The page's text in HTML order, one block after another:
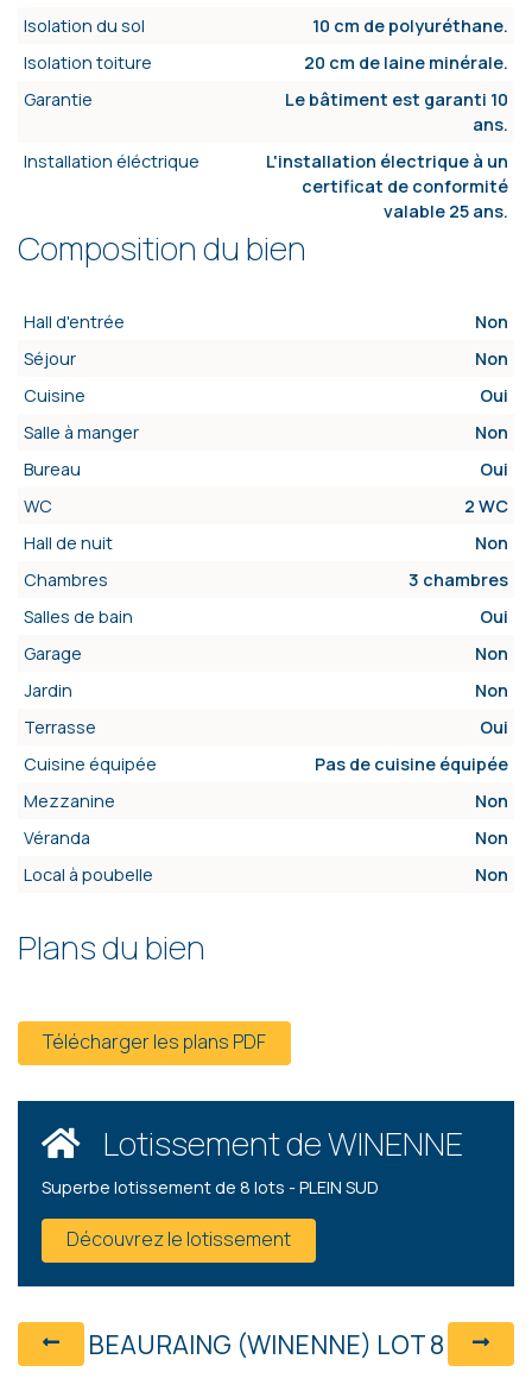
Isolation du sol
10 cm de polyuréthane.
Isolation toiture
20 cm de laine minérale.
Garantie
Le bâtiment est garanti 10
ans.
Installation éléctrique
L'installation électrique à un
certificat de conformité
valable 25 ans.
Composition du bien
Hall d'entrée
Non
Séjour
Non
Cuisine
Oui
Salle à manger
Non
Bureau
Oui
WC
2 WC
Hall de nuit
Non
Chambres
3 chambres
Salles de bain
Oui
Garage
Non
Jardin
Non
Terrasse
Oui
Cuisine équipée
Pas de cuisine équipée
Mezzanine
Non
Véranda
Non
Local à poubelle
Non
Plans du bien
Télécharger les plans PDF
Lotissement de WINENNE
Superbe lotissement de 8 lots - PLEIN SUD
Découvrez le lotissement
BEAURAING (WINENNE) LOT 8